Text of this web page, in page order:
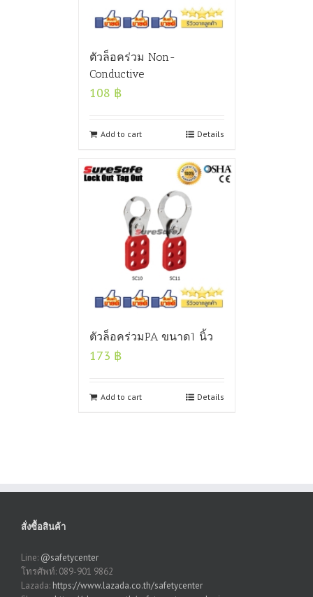
ตัวล็อคร่วม Non-
Conductive
108 ฿
Add to cart Details
ตัวล็อคร่วมPA ขนาด1 นิ้ว
173 ฿
Add to cart Details
สั่งซื้อสินค้า
Line: @safetycenter
โทรศัพท์: 089-901 9862
Lazada: https://www.lazada.co.th/safetycenter